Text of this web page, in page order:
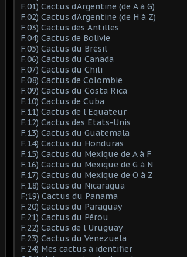
F.01) Cactus d'Argentine (de A à G)
F.02) Cactus d'Argentine (de H à Z)
F.03) Cactus des Antilles
F.04) Cactus de Bolivie
F.05) Cactus du Brésil
F.06) Cactus du Canada
F.07) Cactus du Chili
F.08) Cactus de Colombie
F.09) Cactus du Costa Rica
F.10) Cactus de Cuba
F.11) Cactus de l'Equateur
F.12) Cactus des Etats-Unis
F.13) Cactus du Guatemala
F.14) Cactus du Honduras
F.15) Cactus du Mexique de A à F
F.16) Cactus du Mexique de G à N
F.17) Cactus du Mexique de O à Z
F.18) Cactus du Nicaragua
F;19) Cactus du Panama
F.20) Cactus du Paraguay
F.21) Cactus du Pérou
F.22) Cactus de l'Uruguay
F.23) Cactus du Venezuela
F.24) Mes cactus à identifier